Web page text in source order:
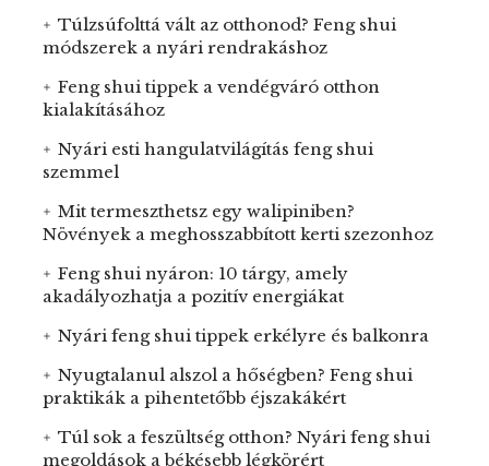
Túlzsúfolttá vált az otthonod? Feng shui
módszerek a nyári rendrakáshoz
Feng shui tippek a vendégváró otthon
kialakításához
Nyári esti hangulatvilágítás feng shui
szemmel
Mit termeszthetsz egy walipiniben?
Növények a meghosszabbított kerti szezonhoz
Feng shui nyáron: 10 tárgy, amely
akadályozhatja a pozitív energiákat
Nyári feng shui tippek erkélyre és balkonra
Nyugtalanul alszol a hőségben? Feng shui
praktikák a pihentetőbb éjszakákért
Túl sok a feszültség otthon? Nyári feng shui
megoldások a békésebb légkörért